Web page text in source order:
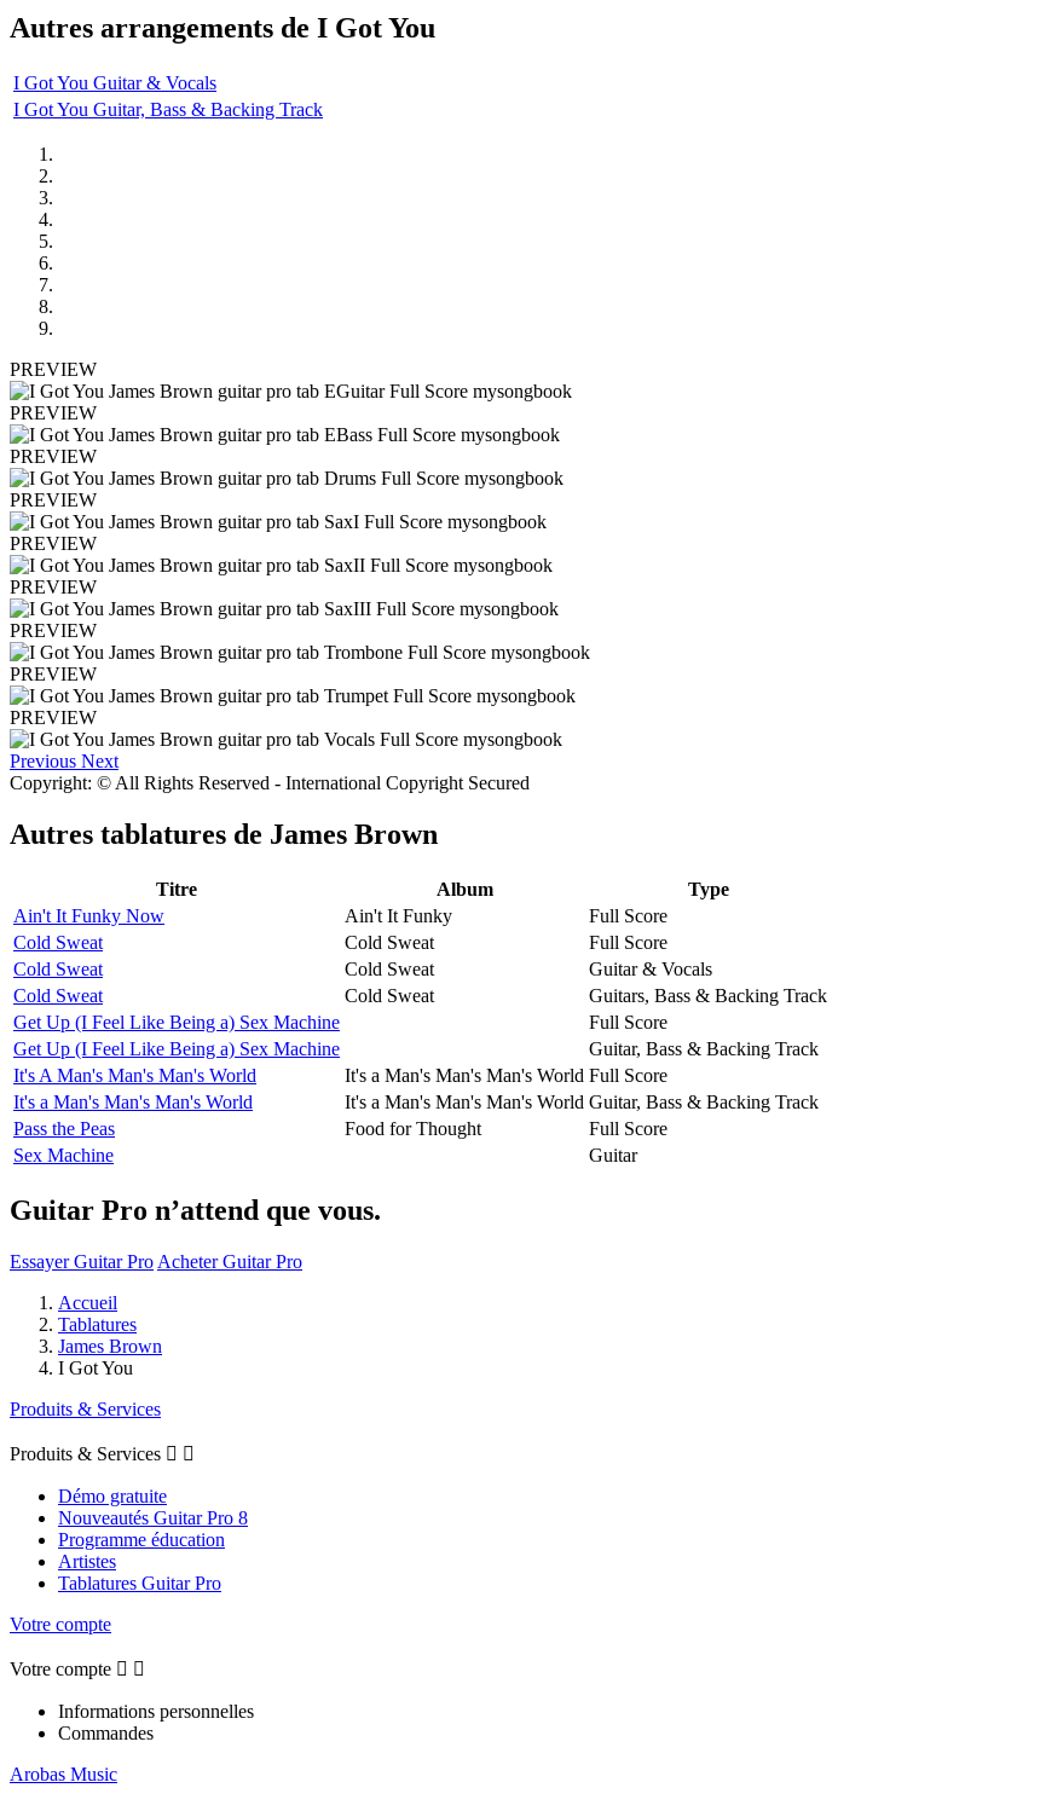
Autres arrangements de I Got You
I Got You Guitar & Vocals
I Got You Guitar, Bass & Backing Track
PREVIEW
PREVIEW
PREVIEW
PREVIEW
PREVIEW
PREVIEW
PREVIEW
PREVIEW
PREVIEW
Previous Next
Copyright: © All Rights Reserved - International Copyright Secured
Autres tablatures de James Brown
Titre Album
Type
Ain't It Funky Now
Ain't It Funky
Full Score
Cold Sweat
Cold Sweat
Full Score
Cold Sweat
Cold Sweat
Guitar & Vocals
Cold Sweat
Cold Sweat
Guitars, Bass & Backing Track
Get Up (I Feel Like Being a) Sex Machine
Full Score
Get Up (I Feel Like Being a) Sex Machine
Guitar, Bass & Backing Track
It's A Man's Man's Man's World
It's a Man's Man's Man's World Full Score
It's a Man's Man's Man's World
It's a Man's Man's Man's World Guitar, Bass & Backing Track
Pass the Peas
Food for Thought
Full Score
Sex Machine
Guitar
Guitar Pro n’attend que vous.
Essayer Guitar Pro Acheter Guitar Pro
Accueil
Tablatures
James Brown
I Got You
Produits & Services
Produits & Services  
Démo gratuite
Nouveautés Guitar Pro 8
Programme éducation
Artistes
Tablatures Guitar Pro
Votre compte
Votre compte  
Informations personnelles
Commandes
Arobas Music